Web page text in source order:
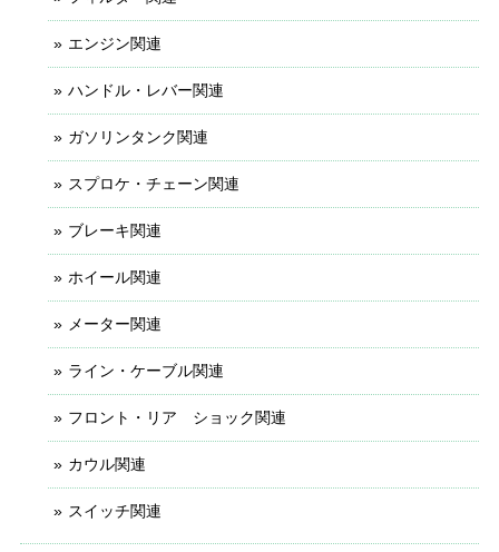
エンジン関連
ハンドル・レバー関連
ガソリンタンク関連
スプロケ・チェーン関連
ブレーキ関連
ホイール関連
メーター関連
ライン・ケーブル関連
フロント・リア ショック関連
カウル関連
スイッチ関連